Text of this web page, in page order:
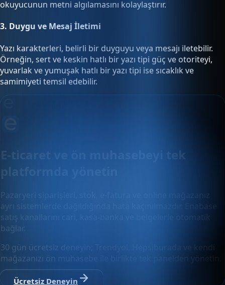
okuyucunun metni algılamasını kolaylaştırır.
3. Duygu ve Mesaj İletimi
Yazı karakterleri, belirli bir duyguyu veya mesajı iletebilir.
Örneğin, sert ve keskin hatlı bir yazı tipi güç ve otoriteyi,
yuvarlak ve yumuşak hatlı bir yazı tipi ise sıcaklık ve
samimiyeti temsil edebilir.
platformda yönetin
Pazaryeri siparişleri, stok, e-fatura ve online mağazanız
ayrı sistemlerde dağıldığında hata kaçınılmazdır. Enabase
satış kanallarını cari, kasa-banka ve belgelerle otomatik
bağlar.
30 gün ücretsiz deneyin; Trendyol, Hepsiburada ve kendi
mağazanızı ön muhasebe ile birlikte tek panelden yönetin.
Ücretsiz Deneyin